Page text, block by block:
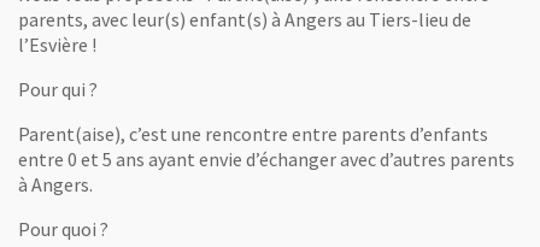
parents, avec leur(s) enfant(s) à Angers au Tiers-lieu de
l’Esvière !
Pour qui ?
Parent(aise), c’est une rencontre entre parents d’enfants
entre 0 et 5 ans ayant envie d’échanger avec d’autres parents
à Angers.
Pour quoi ?